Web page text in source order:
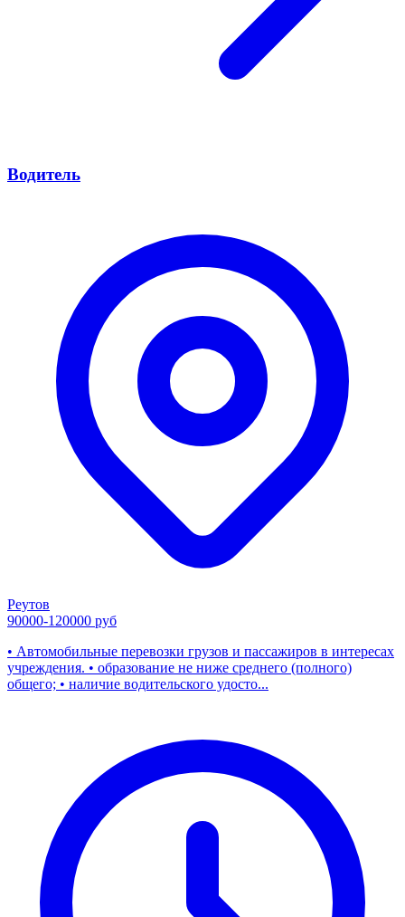
Водитель
Реутов
90000-120000 руб
• Автомобильные перевозки грузов и пассажиров в интересах
учреждения. • образование не ниже среднего (полного)
общего; • наличие водительского удосто...